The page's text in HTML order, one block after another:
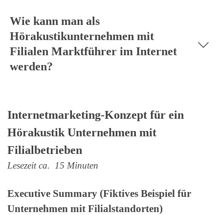
Wie kann man als
Hörakustikunternehmen mit
Filialen Marktführer im Internet
werden?
Internetmarketing-Konzept für ein
Hörakustik Unternehmen mit
Filialbetrieben
Lesezeit ca. 15 Minuten
Executive Summary (Fiktives Beispiel für
Unternehmen mit Filialstandorten)